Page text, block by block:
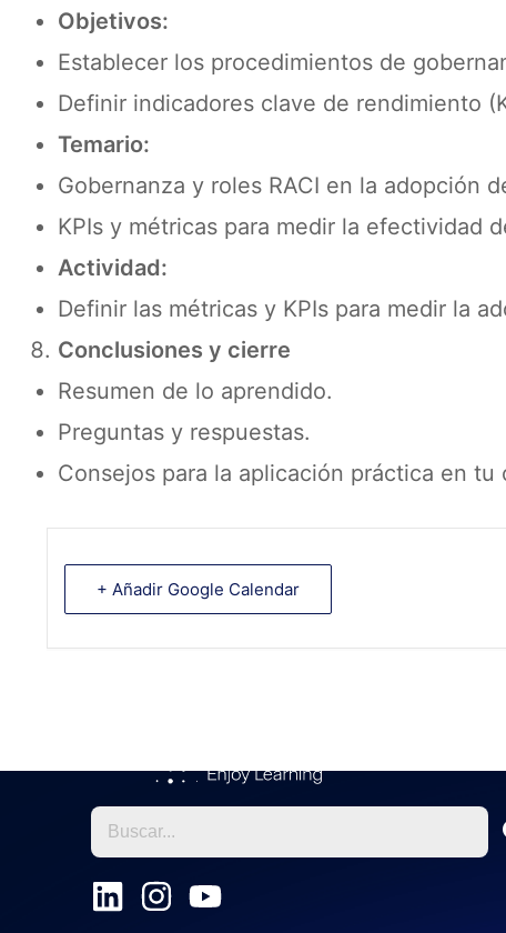
Objetivos:
Establecer los procedimientos de
Definir indicadores clave de rendimiento
Temario:
Gobernanza y roles RACI en la adopción
KPIs y métricas para medir la efectividad
Actividad:
Definir las métricas y KPIs para medir la
Conclusiones y cierre
Resumen de lo aprendido.
Preguntas y respuestas.
Consejos para la aplicación práctica en tu
+ Añadir Google Calendar
L
I
Y